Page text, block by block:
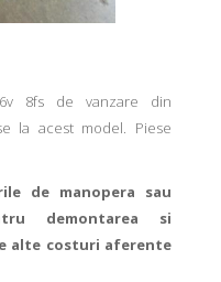
8fs de vanzare din
la acest model. Piese
de manopera sau
demontarea si
alte costuri aferente